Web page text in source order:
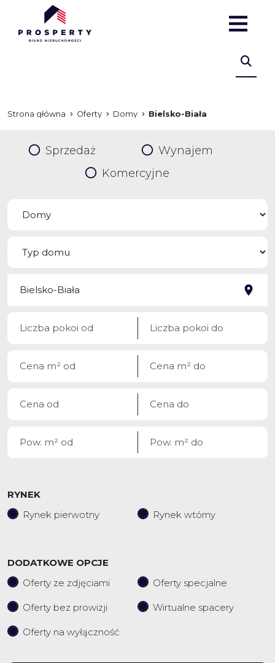
Strona główna Oferty Domy Bielsko-Biała
Sprzedaż
Wynajem
Komercyjne
RYNEK
Rynek pierwotny
Rynek wtórny
DODATKOWE OPCJE
Oferty ze zdjęciami
Oferty specjalne
Oferty bez prowizji Wirtualne spacery
Oferty na wyłączność